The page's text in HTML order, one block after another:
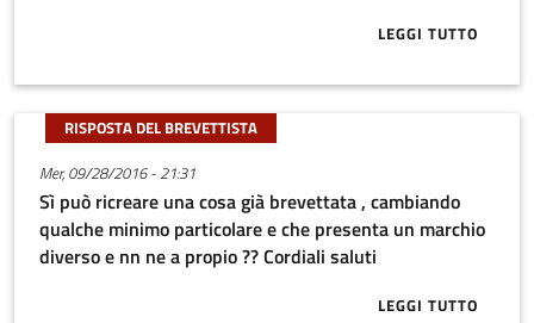
LEGGI TUTTO
ABOUT
RISPOSTA DEL BREVETTISTA
Mer, 09/28/2016 - 21:31
Sì può ricreare una cosa già brevettata , cambiando
qualche minimo particolare e che presenta un marchio
diverso e nn ne a propio ?? Cordiali saluti
LEGGI TUTTO
ABOUT SÌ